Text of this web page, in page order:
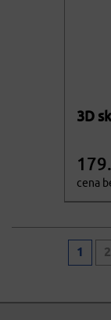
3D
cena
1 2